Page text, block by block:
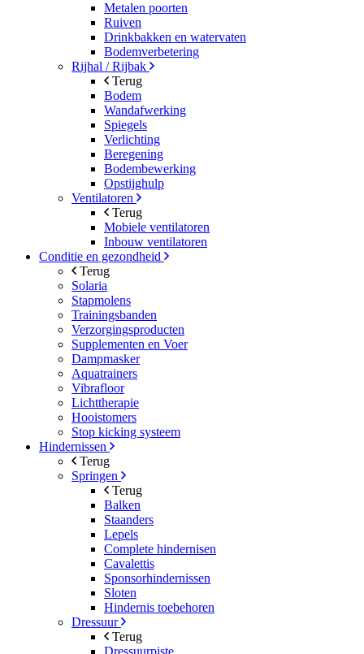
Metalen poorten
Ruiven
Drinkbakken en watervaten
Bodemverbetering
Rijhal / Rijbak
Terug
Bodem
Wandafwerking
Spiegels
Verlichting
Beregening
Bodembewerking
Opstijghulp
Ventilatoren
Terug
Mobiele ventilatoren
Inbouw ventilatoren
Conditie en gezondheid
Terug
Solaria
Stapmolens
Trainingsbanden
Verzorgingsproducten
Supplementen en Voer
Dampmasker
Aquatrainers
Vibrafloor
Lichttherapie
Hooistomers
Stop kicking systeem
Hindernissen
Terug
Springen
Terug
Balken
Staanders
Lepels
Complete hindernisen
Cavalettis
Sponsorhindernissen
Sloten
Hindernis toebehoren
Dressuur
Terug
Dressuurpiste